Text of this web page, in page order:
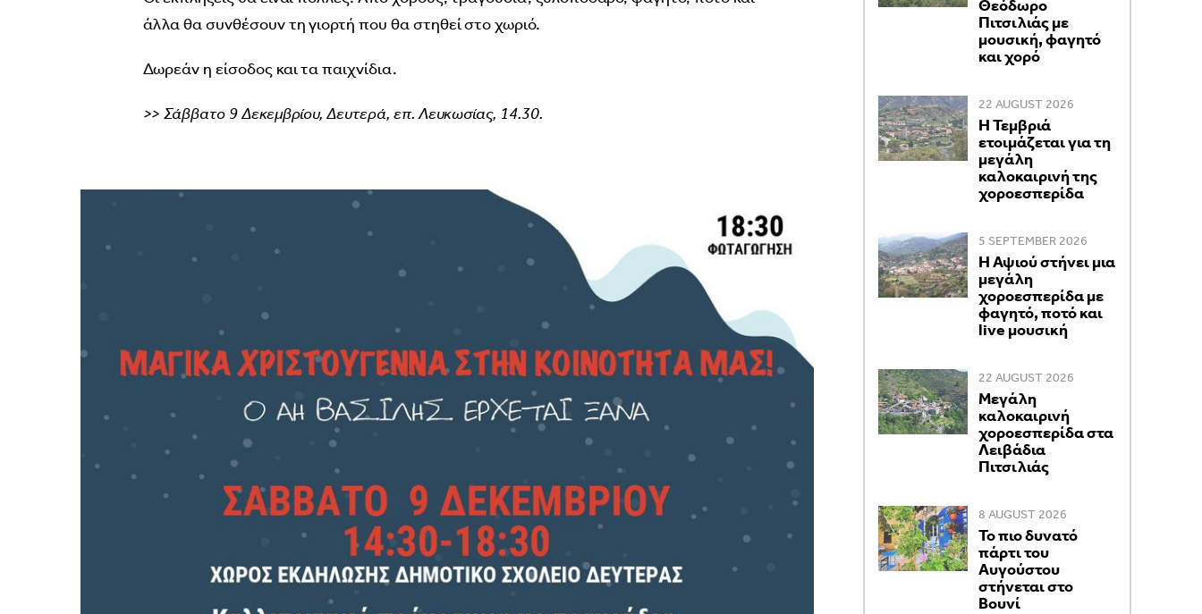
άλλα θα συνθέσουν τη γιορτή που θα στηθεί στο χωριό.
Δωρεάν η είσοδος και τα παιχνίδια.
>> Σάββατο 9 Δεκεμβρίου, Δευτερά, επ. Λευκωσίας, 14.30.
Θεόδωρο
Πιτσιλιάς με
μουσική, φαγητό
και χορό
22 AUGUST 2026
Η Τεμβριά
ετοιμάζεται για τη
μεγάλη
καλοκαιρινή της
χοροεσπερίδα
5 SEPTEMBER 2026
Η Αψιού στήνει μια
μεγάλη
χοροεσπερίδα με
φαγητό, ποτό και
live μουσική
22 AUGUST 2026
Μεγάλη
καλοκαιρινή
χοροεσπερίδα στα
Λειβάδια
Πιτσιλιάς
8 AUGUST 2026
Το πιο δυνατό
πάρτι του
Αυγούστου
στήνεται στο
Βουνί